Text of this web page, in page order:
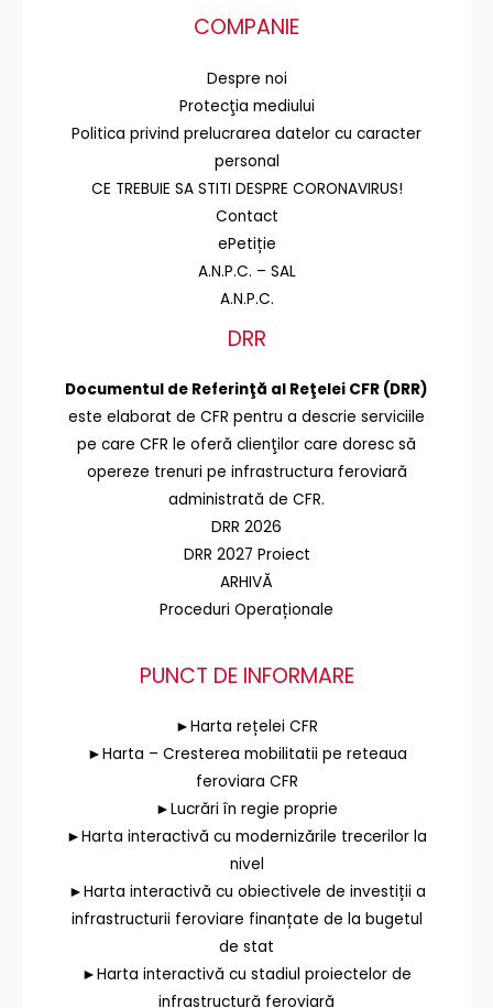
COMPANIE
Despre noi
Protecţia mediului
Politica privind prelucrarea datelor cu caracter
personal
CE TREBUIE SA STITI DESPRE CORONAVIRUS!
Contact
ePetiție
A.N.P.C. – SAL
A.N.P.C.
DRR
Documentul de Referinţă al Reţelei CFR (DRR)
este elaborat de CFR pentru a descrie serviciile
pe care CFR le oferă clienţilor care doresc să
opereze trenuri pe infrastructura feroviară
administrată de CFR.
DRR 2026
DRR 2027 Proiect
ARHIVĂ
Proceduri Operaționale
PUNCT DE INFORMARE
►Harta rețelei CFR
►Harta – Cresterea mobilitatii pe reteaua
feroviara CFR
►Lucrări în regie proprie
►Harta interactivă cu modernizările trecerilor la
nivel
►Harta interactivă cu obiectivele de investiții a
infrastructurii feroviare finanțate de la bugetul
de stat
►Harta interactivă cu stadiul proiectelor de
infrastructură feroviară